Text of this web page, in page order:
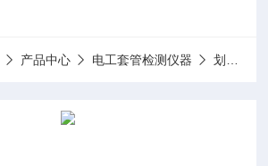
产品中心 电工套管检测仪器 划线器